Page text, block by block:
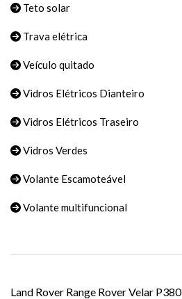
Teto solar
Trava elétrica
Veículo quitado
Vidros Elétricos Dianteiro
Vidros Elétricos Traseiro
Vidros Verdes
Volante Escamoteável
Volante multifuncional
Land Rover Range Rover Velar